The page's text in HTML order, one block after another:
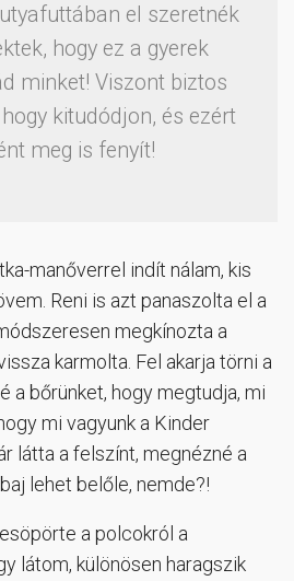
el szeretnék
hogy ez a gyerek
minket! Viszont biztos
kitudódjon, és ezért
meg is fenyít!
manőverrel indít nálam, kis
Reni is azt panaszolta el a
megkínozta a
karmolta. Fel akarja törni a
a bőrünket, hogy megtudja, mi
mi vagyunk a Kinder
látta a felszínt, megnézné a
lehet belőle, nemde?!
a polcokról a
látom, különösen haragszik